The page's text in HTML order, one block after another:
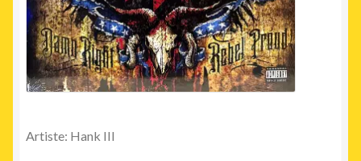
Artiste: Hank III